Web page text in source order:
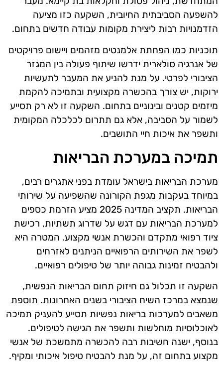
להשפעה הסביבתית החיובית, השקעה כזו מציעה
הזדמנויות רבות ליצירת מקומות עבודה חדשים בתחום.
תוכניות כמו הפחתת אלמנטים מזהמים ויישום פרויקטים
של אנרגיה סולארית ידרשו שיתוף פעולה בין המגזר
הציבורי לפרטי. על מנת להניע את המעבר לתעשיות
ירוקות, יש צורך בהכשרה מקצועית ובתמיכה להקמת
מיזמים קטנים ובינוניים בתחום. השקעה זו לא רק תסייע
לשמור על הסביבה, אלא גם תתרום לכלכלה המקומית
ותשפר את איכות חיי התושבים.
תמיכה במערכת הבריאות
מערכת הבריאות בישראל עומדת בפני אתגרים רבים,
במיוחד בעקבות מגפת הקורונה שהשפיעה על שירותי
הבריאות. תקציב המדינה 2025 מציע הזרמת כספים
למערכת הבריאות עם דגש על שדרוג תשתיות, רכישת
ציוד רפואי מתקדם והכשרת אנשי מקצוע. המטרה היא
לשפר את השירותים הרפואיים הניתנים לאזרחים
ולהבטיח זמינות גבוהה יותר של טיפולים רפואיים.
השקעה זו תכלול גם חיזוק תחום הבריאות הנפשית,
שנמצא במרכז השיח הציבורי בשנים האחרונות. תוספת
משאבים למערכות בריאות נפשיות תסייע להעניק תמיכה
לאוכלוסיות מוחלשות ותשפר את הגישה לטיפולים.
בנוסף, ישנה חשיבות רבה להכשרה מתמשכת של אנשי
מקצוע בתחום זה, על מנת להבטיח טיפול איכותי ומקיף.